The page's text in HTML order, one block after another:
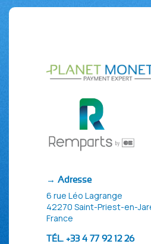
→ Adresse
6 rue Léo Lagrange
42270 Saint-Priest-en-
France
TÉL. +33 4 77 92 12 26